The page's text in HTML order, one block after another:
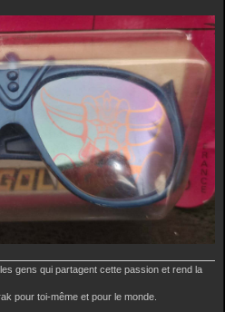
gens qui partagent cette passion et rend la
pour toi-même et pour le monde.